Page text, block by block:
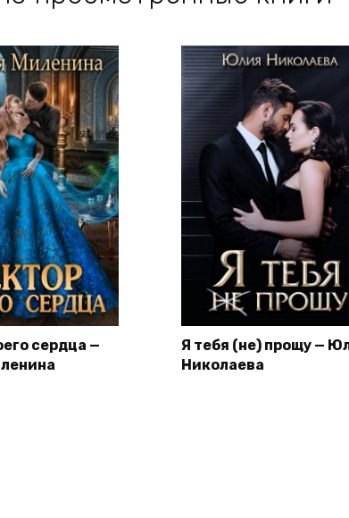
сердца —
Я тебя (не) прощу —
Николаева